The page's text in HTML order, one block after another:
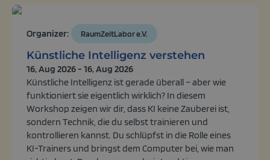
Organizer: RaumZeitLabor e.V.
Künstliche Intelligenz verstehen
16, Aug 2026 - 16, Aug 2026
Künstliche Intelligenz ist gerade überall – aber wie
funktioniert sie eigentlich wirklich? In diesem
Workshop zeigen wir dir, dass KI keine Zauberei ist,
sondern Technik, die du selbst trainieren und
kontrollieren kannst. Du schlüpfst in die Rolle eines
KI-Trainers und bringst dem Computer bei, wie man